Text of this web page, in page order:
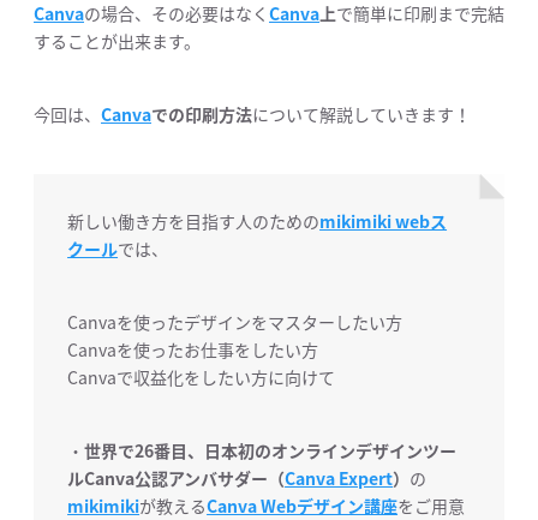
Canvaの場合、その必要はなく Canva上で簡単に印刷まで完結
することが出来ます。
今回は、 Canvaでの印刷方法について解説していきます！
新しい働き方を目指す人のためのmikimiki webス
クールでは、
Canvaを使ったデザインをマスターしたい方
Canvaを使ったお仕事をしたい方
Canvaで収益化をしたい方に向けて
・世界で26番目、日本初のオンラインデザインツー
ルCanva公認アンバサダー（Canva Expert） の
mikimikiが教えるCanva Webデザイン講座をご用意